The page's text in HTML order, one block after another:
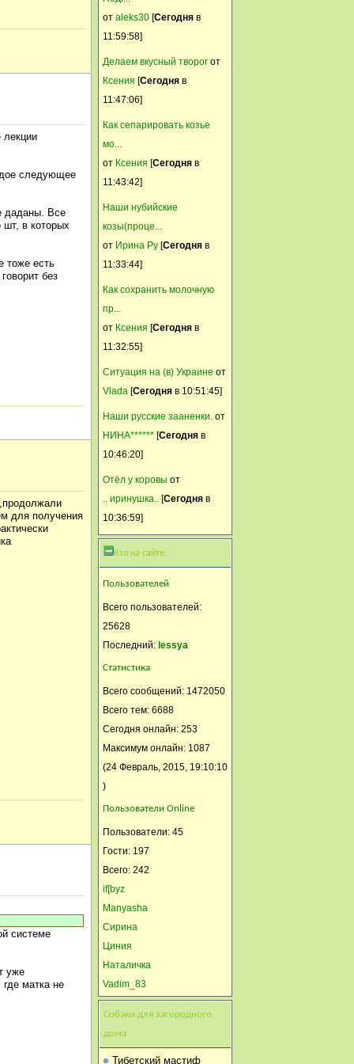
следующее
даданы. Все
шт, в которых
тоже есть
без
для получения
системе
уже
матка не
стихает.
Селянка
29 Март, 2015, 13:35:18
Сил нет от этого урагана
28 Март, 2015, 18:51:06
А у нас метель. Первый раз
за зиму руки замёрзли на
Svetik
28 Март, 2015, 18:35:13
Ветер ураганный, идиоты
поджигают
траву....полыхает!!!!! Хорошо,
Светлана-СПб
Svetik
28 Март, 2015, 09:40:53
Селянка
28 Март, 2015, 01:29:59
Что то у нас ветер всё
больше обороты набирает,
на завтра вообще ураган
обещают
Светлана-СПб
27 Март, 2015, 22:59:02
Иринка, подвинься((((
от aleks30 [Сегодня в
11:59:58]
Делаем вкусный творог от
Ксения [Сегодня в
11:47:06]
Как сепарировать козье
мо...
от Ксения [Сегодня в
11:43:42]
Наши нубийские
козы(проце...
от Ирина Ру [Сегодня в
11:33:44]
Как сохранить молочную
пр...
от Ксения [Сегодня в
11:32:55]
Ситуация на (в) Украине от
Vlada [Сегодня в 10:51:45]
Наши русские зааненки. от
НИНА****** [Сегодня в
10:46:20]
Отёл у коровы от
.. иринушка..
[Сегодня в
10:36:59]
Кто на сайте:
Пользователей
Всего пользователей:
25628
Последний: lessya
Статистика
Всего сообщений: 1472050
Всего тем: 6688
Сегодня онлайн: 253
Максимум онлайн: 1087
(24 Февраль, 2015, 19:10:10
)
Пользователи Online
Пользователи: 45
Гости: 197
Всего: 242
if[byz
Manyasha
Сирина
Циния
Наталичка
Vadim_83
Петрович 2
Арабеска
Ксения
Ирмик
Собаки для загородного
дома
Тибетский мастиф